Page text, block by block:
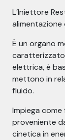
L’Iniettore
È un organo
caratterizzato
elettrica, è
mettono in
fluido.
Impiega
proveniente
cinetica in